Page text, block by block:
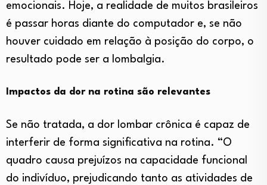
emocionais. Hoje, a realidade de muitos brasileiros
é passar horas diante do computador e, se não
houver cuidado em relação à posição do corpo, o
resultado pode ser a lombalgia.
Impactos da dor na rotina são relevantes
Se não tratada, a dor lombar crônica é capaz de
interferir de forma significativa na rotina. “O
quadro causa prejuízos na capacidade funcional
do indivíduo, prejudicando tanto as atividades de